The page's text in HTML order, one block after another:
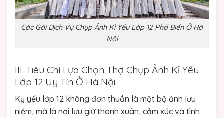
Các Gói Dịch Vụ Chụp Ảnh Kỉ Yếu Lớp 12 Phổ Biến Ở Hà
Nội
III. Tiêu Chí Lựa Chọn Thợ Chụp Ảnh Kỉ Yếu
Lớp 12 Uy Tín Ở Hà Nội
Kỷ yếu lớp 12 không đơn thuần là một bộ ảnh lưu
niệm, mà là nơi lưu giữ thanh xuân, cảm xúc và tình